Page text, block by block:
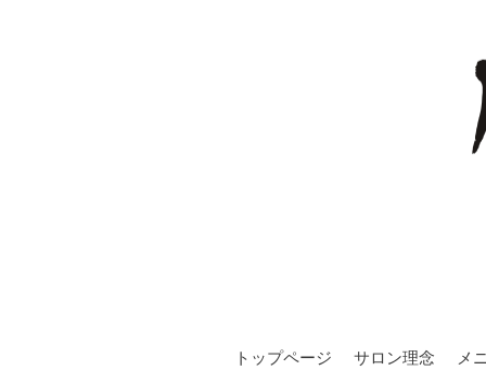
トップページ サロン理念 メ